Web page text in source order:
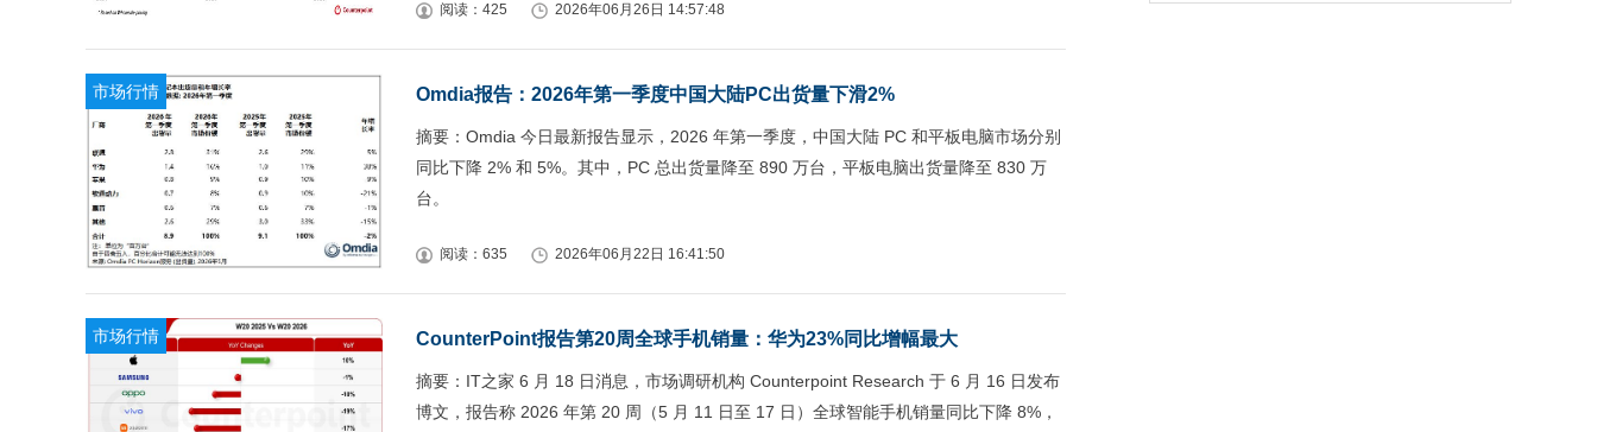
阅读：425 2026年06月26日 14:57:48
市场行情 Omdia报告：2026年第一季度中国大陆PC出货量下滑2%
摘要：Omdia 今日最新报告显示，2026 年第一季度，中国大陆 PC 和平板电脑市场分别
同比下降 2% 和 5%。其中，PC 总出货量降至 890 万台，平板电脑出货量降至 830 万
台。
阅读：635 2026年06月22日 16:41:50
市场行情 CounterPoint报告第20周全球手机销量：华为23%同比增幅最大
摘要：IT之家 6 月 18 日消息，市场调研机构 Counterpoint Research 于 6 月 16 日发布
博文，报告称 2026 年第 20 周（5 月 11 日至 17 日）全球智能手机销量同比下降 8%，